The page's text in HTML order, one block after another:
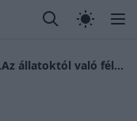
Randi Celeb
Most Wanted #Gallusz
„Az állatoktól való félelmeim mintha elillantak volna” – Kocsis Tibó meglepő dolgokat fedezett fel magában a dzsungelben